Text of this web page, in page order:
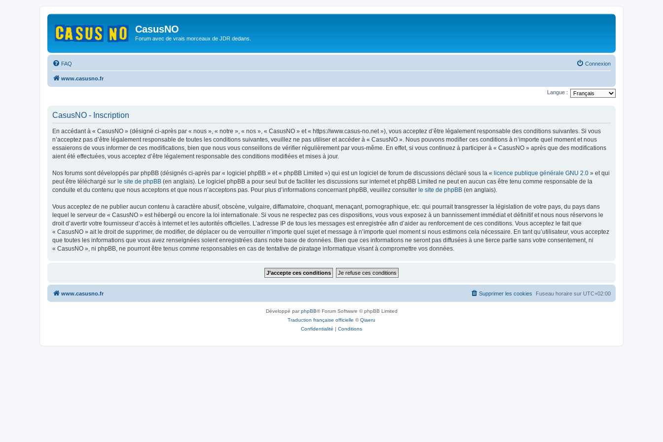
CasusNO
Forum avec de vrais morceaux de JDR dedans.
FAQ Connexion
www.casusno.fr
Langue :
CasusNO - Inscription
En accédant à « CasusNO » (désigné ci-après par « nous », « notre », « nos », « CasusNO » et « https://www.casus-no.net »), vous acceptez d’être légalement responsable des conditions suivantes. Si vous
n’acceptez pas d’être légalement responsable de toutes les conditions suivantes, veuillez ne pas utiliser et accéder à « CasusNO ». Nous pouvons modifier ces conditions à n’importe quel moment et nous
essaierons de vous informer de ces modifications, bien que nous vous conseillons de vérifier régulièrement par vous-même. En effet, si vous continuez à participer à « CasusNO » après que des modifications
aient été effectuées, vous acceptez d’être légalement responsable des conditions modifiées et mises à jour.
Nos forums sont développés par phpBB (désignés ci-après par « logiciel phpBB » et « phpBB Limited ») qui est un logiciel de forum de discussions déclaré sous la « licence publique générale GNU 2.0 » et qui
peut être téléchargé sur le site de phpBB (en anglais). Le logiciel phpBB a pour seul but de faciliter les discussions sur internet et phpBB Limited ne peut en aucun cas être tenu comme responsable de la
conduite et du contenu que nous acceptons et que nous n’acceptons pas. Pour plus d’informations concernant phpBB, veuillez consulter le site de phpBB (en anglais).
Vous acceptez de ne publier aucun contenu à caractère abusif, obscène, vulgaire, diffamatoire, choquant, menaçant, pornographique, etc. qui pourrait transgresser la législation de votre pays, du pays dans
lequel le serveur de « CasusNO » est hébergé ou encore la loi internationale. Si vous ne respectez pas ces dispositions, vous vous exposez à un bannissement immédiat et définitif et nous nous réservons le
droit d’avertir votre fournisseur d’accès à internet et les autorités officielles. L’adresse IP de tous les messages est enregistrée afin d’aider au renforcement de ces conditions. Vous acceptez le fait que
« CasusNO » ait le droit de supprimer, de modifier, de déplacer ou de verrouiller n’importe quel sujet et message à n’importe quel moment si nous estimons cela nécessaire. En tant qu’utilisateur, vous acceptez
que toutes les informations que vous avez renseignées soient enregistrées dans notre base de données. Bien que ces informations ne seront pas diffusées à une tierce partie sans votre consentement, ni
« CasusNO », ni phpBB, ne pourront être tenus comme responsables en cas de tentative de piratage informatique visant à compromettre vos données.
www.casusno.fr Fuseau horaire sur UTC+02:00
Supprimer les cookies
Développé parphpBB® Forum Software © phpBB Limited
Traduction française officielle ©Qiaeru
Confidentialité | Conditions